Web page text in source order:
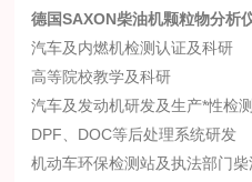
德国SAXON柴油机颗粒物分析
汽车及内燃机检测认证及科研
高等院校教学及科研
汽车及发动机研发及生产*性检测
DPF、DOC等后处理系统研发
机动车环保检测站及执法部门